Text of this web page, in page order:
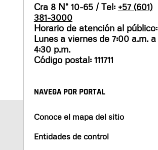
Cra 8 N° 10-65 / Tel: +57 (601)
381-3000
Horario de atención al público:
Lunes a viernes de 7:00 a.m. a
4:30 p.m.
Código postal: 111711
NAVEGA POR PORTAL
Conoce el mapa del sitio
Entidades de control